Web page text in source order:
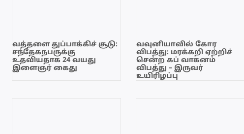
வத்தளை துப்பாக்கிச் சூடு:
சந்தேகநபருக்கு
உதவியதாக 24 வயது
இளைஞர் கைது
வவுனியாவில் கோர
விபத்து: மரக்கறி ஏற்றிச்
சென்ற கப் வாகனம்
விபத்து – இருவர்
உயிரிழப்பு